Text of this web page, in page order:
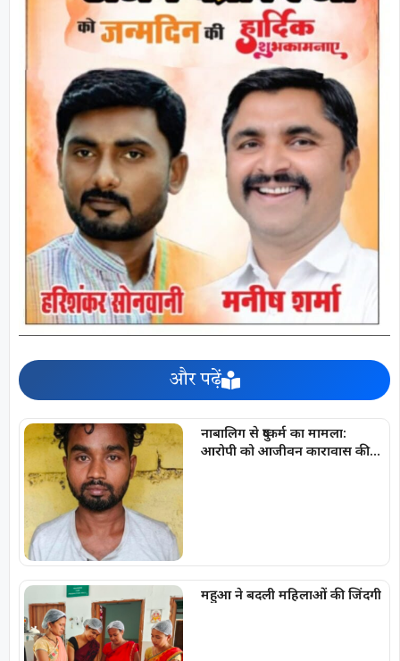
और पढ़ें
नाबालिग से दुष्कर्म का मामला:
आरोपी को आजीवन कारावास की
महुआ ने बदली महिलाओं की जिंदगी